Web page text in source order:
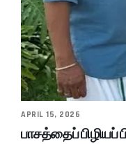
APRIL 15, 2026
பாசத்தைப் பிழியப்